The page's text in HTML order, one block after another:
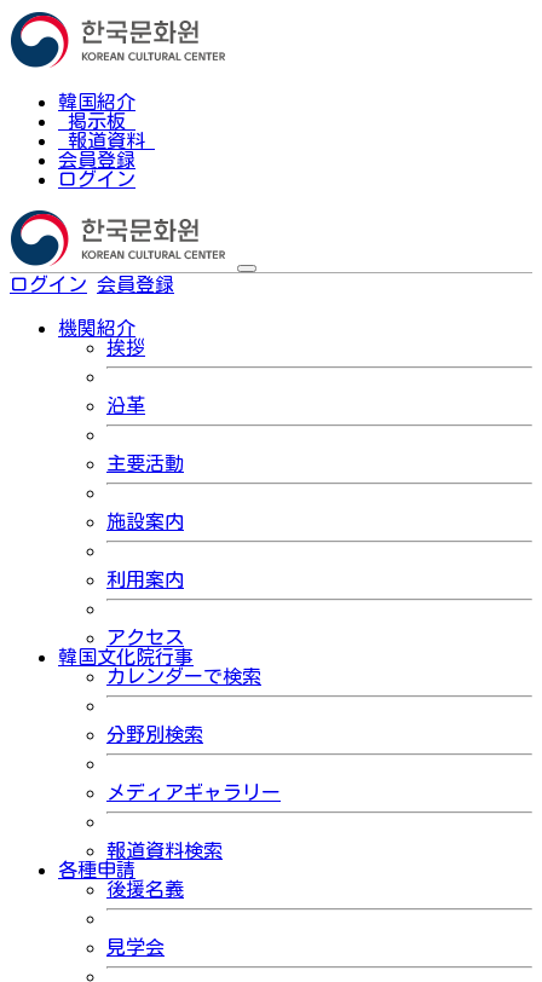
韓国紹介
掲示板
報道資料
会員登録
ログイン
ログイン 会員登録
機関紹介
挨拶
沿革
主要活動
施設案内
利用案内
アクセス
韓国文化院行事
カレンダーで検索
分野別検索
メディアギャラリー
報道資料検索
各種申請
後援名義
見学会